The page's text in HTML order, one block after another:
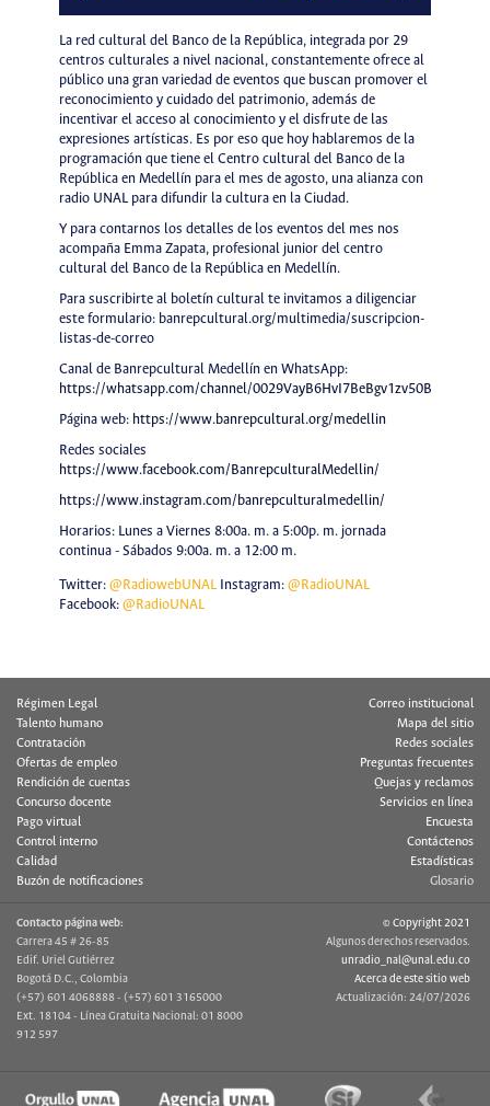
La red cultural del Banco de la República, integrada por 29
centros culturales a nivel nacional, constantemente ofrece al
público una gran variedad de eventos que buscan promover el
reconocimiento y cuidado del patrimonio, además de
incentivar el acceso al conocimiento y el disfrute de las
expresiones artísticas. Es por eso que hoy hablaremos de la
programación que tiene el Centro cultural del Banco de la
República en Medellín para el mes de agosto, una alianza con
radio UNAL para difundir la cultura en la Ciudad.
Y para contarnos los detalles de los eventos del mes nos
acompaña Emma Zapata, profesional junior del centro
cultural del Banco de la República en Medellín.
Para suscribirte al boletín cultural te invitamos a diligenciar
este formulario: banrepcultural.org/multimedia/suscripcion-
listas-de-correo
Canal de Banrepcultural Medellín en WhatsApp:
https://whatsapp.com/channel/0029VayB6HvI7BeBgv1zv50B
Página web: https://www.banrepcultural.org/medellin
Redes sociales
https://www.facebook.com/BanrepculturalMedellin/
https://www.instagram.com/banrepculturalmedellin/
Horarios: Lunes a Viernes 8:00a. m. a 5:00p. m. jornada
continua - Sábados 9:00a. m. a 12:00 m.
Twitter: @RadiowebUNALInstagram: @RadioUNAL
Facebook: @RadioUNAL
Régimen Legal
Talento humano
Contratación
Ofertas de empleo
Rendición de cuentas
Concurso docente
Pago virtual
Control interno
Calidad
Buzón de notificaciones
Correo institucional
Mapa del sitio
Redes sociales
Preguntas frecuentes
Quejas y reclamos
Servicios en línea
Encuesta
Contáctenos
Estadísticas
Glosario
Contacto página web:
Carrera 45 # 26-85
Edif. Uriel Gutiérrez
Bogotá D.C., Colombia
(+57) 601 4068888 - (+57) 601 3165000
Ext. 18104 - Línea Gratuita Nacional: 01 8000
912 597
© Copyright 2021
Algunos derechos reservados.
unradio_nal@unal.edu.co
Acerca de este sitio web
Actualización: 24/07/2026